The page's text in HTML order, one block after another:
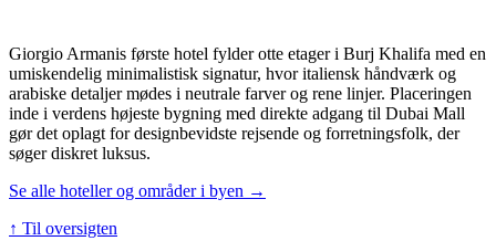
Giorgio Armanis første hotel fylder otte etager i Burj Khalifa med en
umiskendelig minimalistisk signatur, hvor italiensk håndværk og
arabiske detaljer mødes i neutrale farver og rene linjer. Placeringen
inde i verdens højeste bygning med direkte adgang til Dubai Mall
gør det oplagt for designbevidste rejsende og forretningsfolk, der
søger diskret luksus.
Se alle hoteller og områder i byen →
↑ Til oversigten